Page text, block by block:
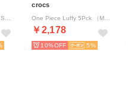
crocs
￥2,178
10% 5